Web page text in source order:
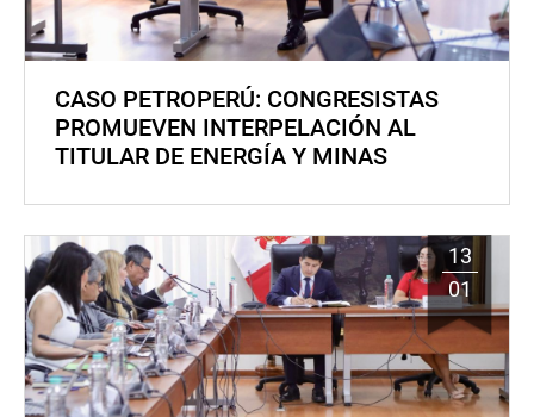
CASO PETROPERÚ: CONGRESISTAS
PROMUEVEN INTERPELACIÓN AL
TITULAR DE ENERGÍA Y MINAS
13
01